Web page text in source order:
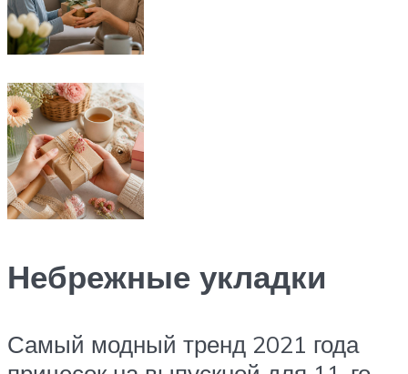
Небрежные укладки
Самый модный тренд 2021 года